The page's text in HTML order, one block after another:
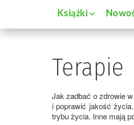
Książki
Terapie
Jak zadbać o zdrowie
i poprawić jakość
trybu życia. Inne mają